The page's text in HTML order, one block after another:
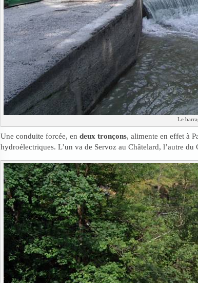
Le
Une conduite forcée, en deux tronçons, alimente en effet à
hydroélectriques. L’un va de Servoz au Châtelard, l’autre du